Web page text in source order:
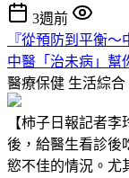
3週前
『從預防到平衡
中醫「治未病」幫
醫療保健 生活綜合
【柿子日報記者
後，給醫生看診後
慾不佳的情況。尤